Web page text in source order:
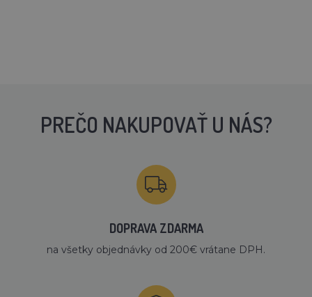
PREČO NAKUPOVAŤ U NÁS?
DOPRAVA ZDARMA
na všetky objednávky od 200€ vrátane DPH.